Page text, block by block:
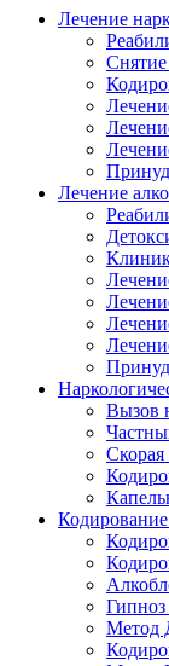
Лечение
Снятие
Лечение
Вызов
Скорая
Кодирование
Гипноз
Метод